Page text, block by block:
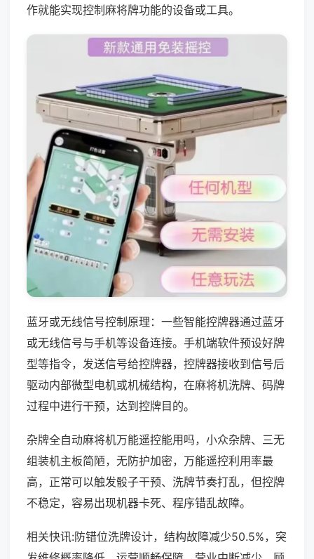
作就能实现控制麻将牌功能的设备或工具。
蓝牙或无线信号控制原理：一些智能控牌器通过蓝牙
或无线信号与手机等设备连接。手机端软件预设好牌
型等指令，发送信号给控牌器，控牌器接收到信号后
驱动内部微型电机或机械结构，在麻将机洗牌、码牌
过程中进行干预，达到控牌目的。
杂牌全自动麻将机万能遥控能用吗，小众杂牌、三无
组装机主板简陋，无防护加密，万能遥控利用率最
高，正常可以触发骰子干预、洗牌节奏打乱，但控牌
不稳定，容易出现机器卡死、程序错乱故障。
相关快讯:防错位洗牌设计，结构故障减少50.5%，突